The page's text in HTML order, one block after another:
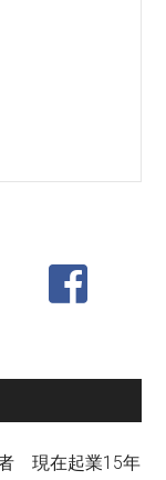
現在起業15年